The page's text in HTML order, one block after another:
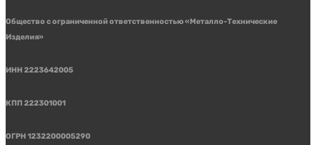
Общество с ограниченной ответственностью «Металло-Технические
Изделия»
ИНН 2223642005
КПП 222301001
ОГРН 1232200005290